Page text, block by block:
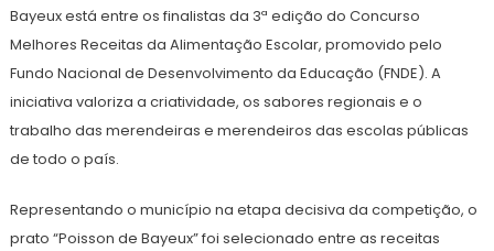
2026
Bayeux está entre os finalistas da 3ª edição do Concurso
Melhores Receitas da Alimentação Escolar, promovido pelo
Fundo Nacional de Desenvolvimento da Educação (FNDE). A
iniciativa valoriza a criatividade, os sabores regionais e o
trabalho das merendeiras e merendeiros das escolas públicas
de todo o país.
Representando o município na etapa decisiva da competição, o
prato “Poisson de Bayeux” foi selecionado entre as receitas